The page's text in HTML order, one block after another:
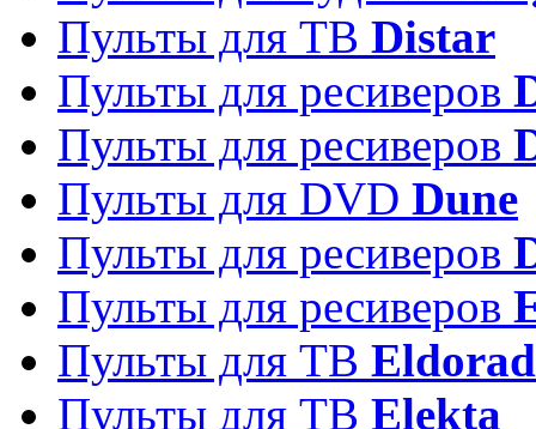
Пульты для ТВ Distar
Пульты для ресиверов
Пульты для ресиверов
Пульты для DVD Dune
Пульты для ресиверов
Пульты для ресиверов
Пульты для ТВ
Пульты для ТВ Elekta